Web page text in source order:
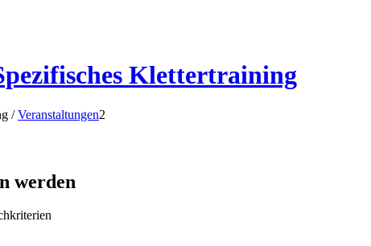
Klettertraining
/ Veranstaltungen2
werden